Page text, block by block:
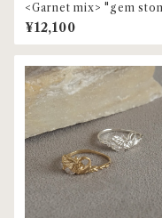
<Garnet mix> "gem stone"
beaded ring | MR-153
¥12,100